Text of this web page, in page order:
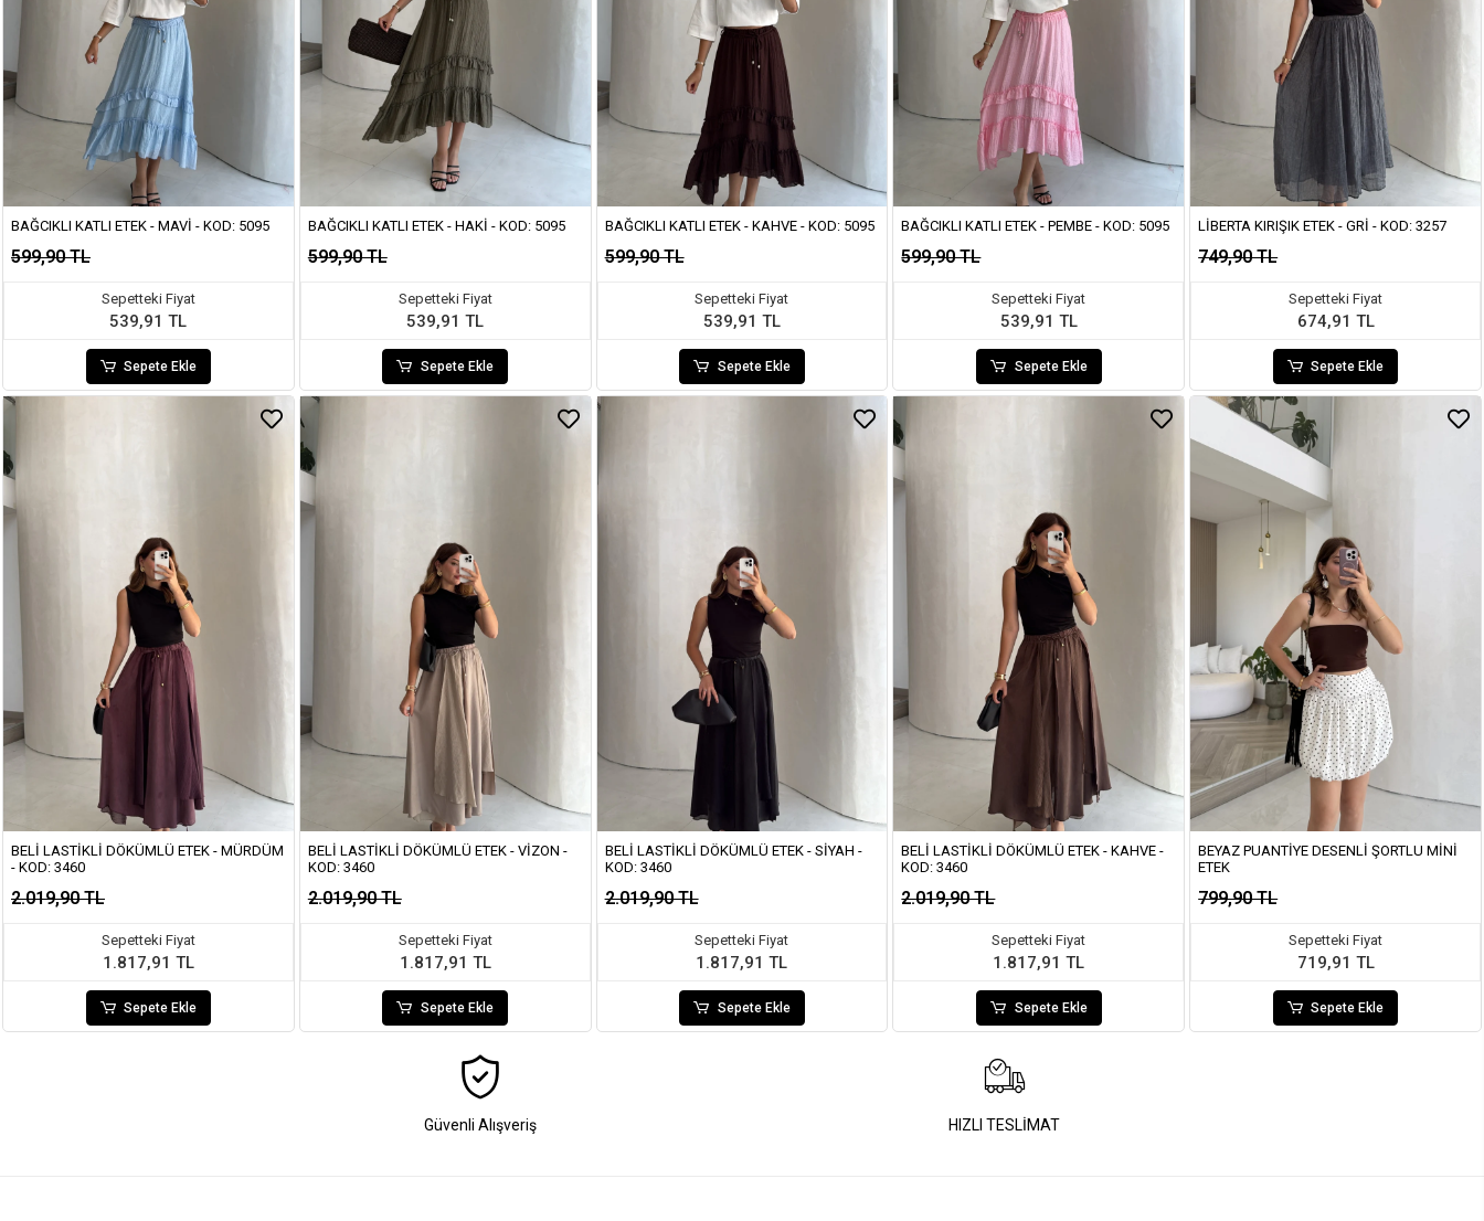
BAĞCIKLI KATLI ETEK - MAVI - KOD: 5095
599,90 TL
Sepetteki Fiyat
539,91 TL
Sepete Ekle
BAĞCIKLI KATLI ETEK - HAKI - KOD: 5095
599,90 TL
Sepetteki Fiyat
539,91 TL
Sepete Ekle
BAĞCIKLI KATLI ETEK - KAHVE - KOD: 5095
599,90 TL
Sepetteki Fiyat
539,91 TL
Sepete Ekle
BAĞCIKLI KATLI ETEK - PEMBE - KOD: 5095
599,90 TL
Sepetteki Fiyat
539,91 TL
Sepete Ekle
LIBERTA KIRIŞIK ETEK - GRI - KOD: 3257
749,90 TL
Sepetteki Fiyat
674,91 TL
Sepete Ekle
BELI LASTIKLI DÖKÜMLÜ ETEK - MÜRDÜM
- KOD: 3460
2.019,90 TL
Sepetteki Fiyat
1.817,91 TL
Sepete Ekle
BELI LASTIKLI DÖKÜMLÜ ETEK - VIZON -
KOD: 3460
2.019,90 TL
Sepetteki Fiyat
1.817,91 TL
Sepete Ekle
BELI LASTIKLI DÖKÜMLÜ ETEK - SIYAH -
KOD: 3460
2.019,90 TL
Sepetteki Fiyat
1.817,91 TL
Sepete Ekle
BELI LASTIKLI DÖKÜMLÜ ETEK - KAHVE -
KOD: 3460
2.019,90 TL
Sepetteki Fiyat
1.817,91 TL
Sepete Ekle
BEYAZ PUANTIYE DESENLI ŞORTLU MINI
ETEK
799,90 TL
Sepetteki Fiyat
719,91 TL
Sepete Ekle
Güvenli Alışveriş HIZLI TESLİMAT